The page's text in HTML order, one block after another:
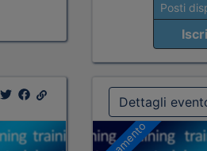
Posti
Dettagli